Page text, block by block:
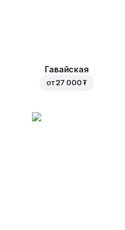
Гавайская
от27 000 ₮